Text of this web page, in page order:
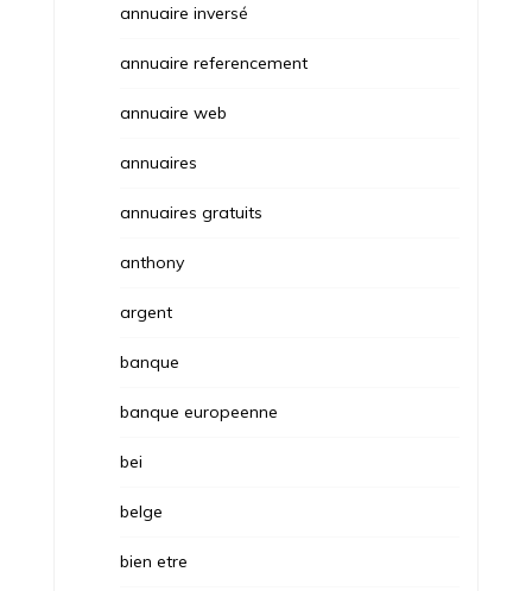
annuaire inversé
annuaire referencement
annuaire web
annuaires
annuaires gratuits
anthony
argent
banque
banque europeenne
bei
belge
bien etre